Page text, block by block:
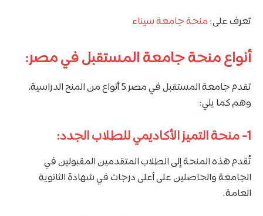
تعرف على: منحة جامعة سيناء
أنواع منحة جامعة المستقبل في مصر:
تقدم جامعة المستقبل في مصر 5 أنواع من المنح الدراسية،
وهم كما يلي:
1- منحة التميز الأكاديمي للطلاب الجدد:
تُقدم هذه المنحة إلى الطلاب المتقدمين المقبولين في
الجامعة والحاصلين على أعلى درجات في شهادة الثانوية
العامة.